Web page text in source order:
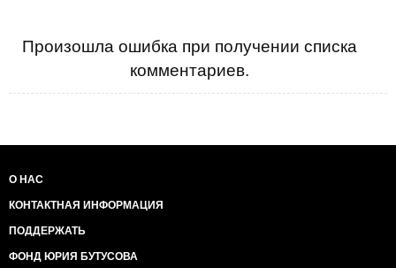
Произошла ошибка при получении списка
комментариев.
О НАС
КОНТАКТНАЯ ИНФОРМАЦИЯ
ПОДДЕРЖАТЬ
ФОНД ЮРИЯ БУТУСОВА